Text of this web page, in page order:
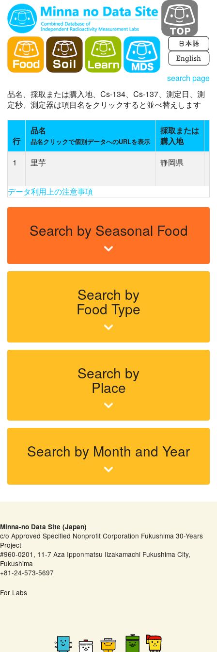
search page
品名、採取または購入地、Cs-134、Cs-137、測定日、測
定秒、測定器は項目名をクリックすると並べ替えします
行
品名
品名クリックで個別データへのURLを表示
採取または
購入地
1
里芋 静岡県
データ利用上の注意事項
Search by Seasonal Food
Search by
Food Type
Search by
Place
Search by Month and Year
Minna-no Data Site (Japan)
c/o Approved Specified Nonprofit Corporation Fukushima 30-Years
Project
#960-0201, 11-7 Aza Ipponmatsu Iizakamachi Fukushima City,
Fukushima
+81-24-573-5697
For Labs